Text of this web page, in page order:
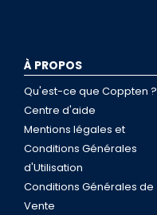
À PROPOS
Qu'est-ce que Coppten ?
Centre d'aide
Mentions légales et
Conditions Générales
d'Utilisation
Conditions Générales de
Vente